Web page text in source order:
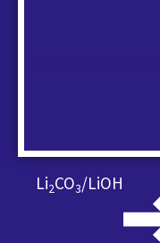
Li2CO3/LiOH